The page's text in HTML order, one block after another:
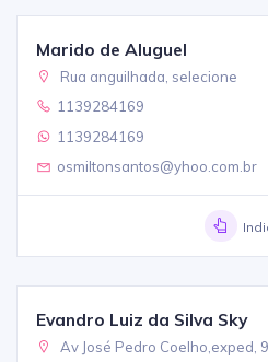
Marido de Aluguel
Rua anguilhada, selecione
1139284169
1139284169
osmiltonsantos@yhoo.com.br
Evandro Luiz da Silva Sky
Av José Pedro Coelho,exped,